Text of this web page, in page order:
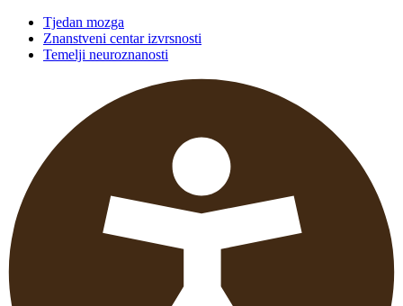
Tjedan mozga
Znanstveni centar izvrsnosti
Temelji neuroznanosti